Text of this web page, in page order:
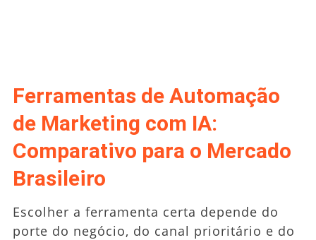
Ferramentas de Automação
de Marketing com IA:
Comparativo para o Mercado
Brasileiro
Escolher a ferramenta certa depende do
porte do negócio, do canal prioritário e do